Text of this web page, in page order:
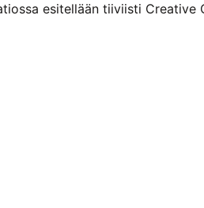
esitellään tiiviisti Creative